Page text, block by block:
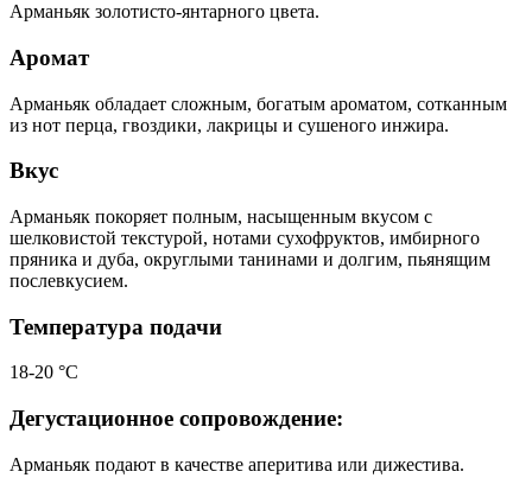
Арманьяк золотисто-янтарного цвета.
Аромат
Арманьяк обладает сложным, богатым ароматом, сотканным
из нот перца, гвоздики, лакрицы и сушеного инжира.
Вкус
Арманьяк покоряет полным, насыщенным вкусом с
шелковистой текстурой, нотами сухофруктов, имбирного
пряника и дуба, округлыми танинами и долгим, пьянящим
послевкусием.
Температура подачи
18-20 °С
Дегустационное сопровождение:
Арманьяк подают в качестве аперитива или дижестива.